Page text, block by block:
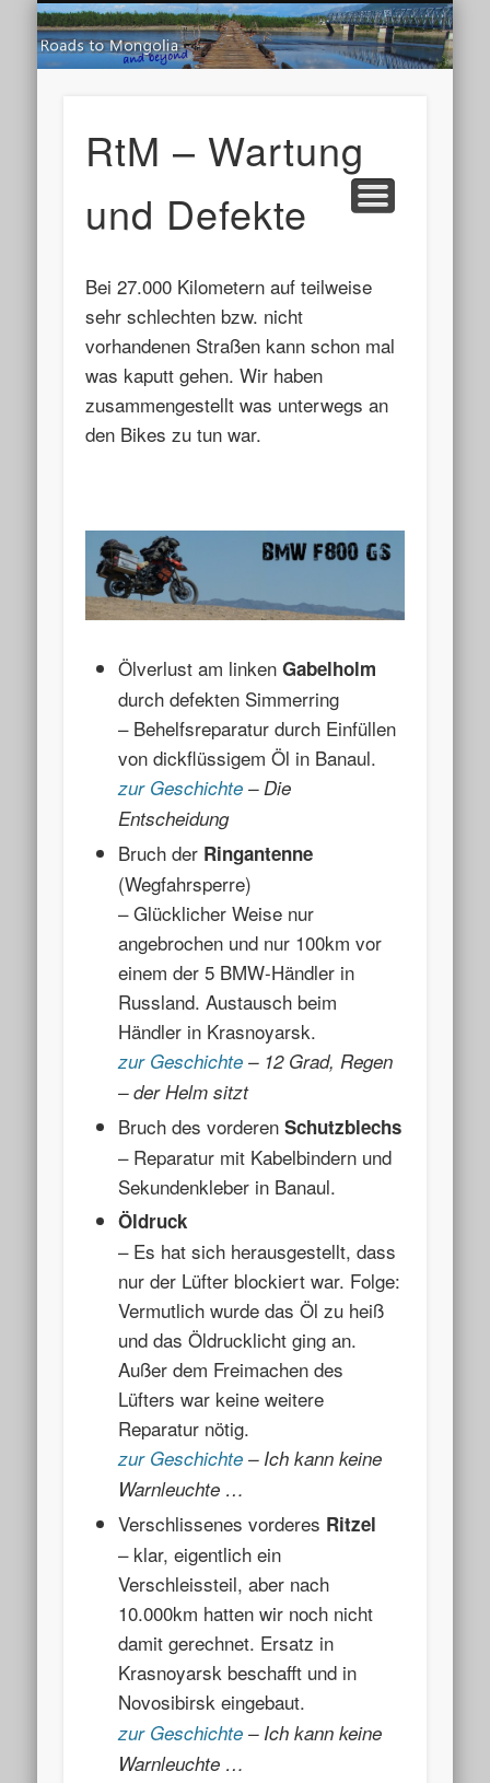
HOME
NEWS
ROADS IN SOUTH AMERICA ’25
ROADS IN SOUTH AMERICA ’22
ROADS IN SOUTH AMERICA ’19
ROADS IN SOUTH AMERICA ’17
ROADS UP NORTH ’16
ROADS TO SIBERIA ’15
ROADS IN ASIA ’13
ROADS TO MONGOLIA ’12
KURZTRIPS
TIPPS
LIVE TRACKING
RtM – Wartung
und Defekte
Bei 27.000 Kilometern auf teilweise
sehr schlechten bzw. nicht
vorhandenen Straßen kann schon mal
was kaputt gehen. Wir haben
zusammengestellt was unterwegs an
den Bikes zu tun war.
Ölverlust am linkenGabelholm
durch defekten Simmerring
– Behelfsreparatur durch Einfüllen
von dickflüssigem Öl in Banaul.
zur Geschichte – Die
Entscheidung
Bruch der Ringantenne
(Wegfahrsperre)
– Glücklicher Weise nur
angebrochen und nur 100km vor
einem der 5 BMW-Händler in
Russland. Austausch beim
Händler in Krasnoyarsk.
zur Geschichte – 12 Grad, Regen
– der Helm sitzt
Bruch des vorderenSchutzblechs
– Reparatur mit Kabelbindern und
Sekundenkleber in Banaul.
Öldruck
– Es hat sich herausgestellt, dass
nur der Lüfter blockiert war. Folge:
Vermutlich wurde das Öl zu heiß
und das Öldrucklicht ging an.
Außer dem Freimachen des
Lüfters war keine weitere
Reparatur nötig.
zur Geschichte– Ich kann keine
Warnleuchte …
Verschlissenes vorderes Ritzel
– klar, eigentlich ein
Verschleissteil, aber nach
10.000km hatten wir noch nicht
damit gerechnet. Ersatz in
Krasnoyarsk beschafft und in
Novosibirsk eingebaut.
zur Geschichte – Ich kann keine
Warnleuchte …